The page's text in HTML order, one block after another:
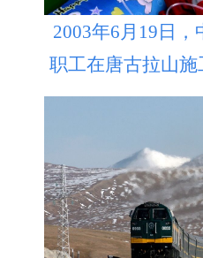
2003年6月19日
职工在唐古拉山施